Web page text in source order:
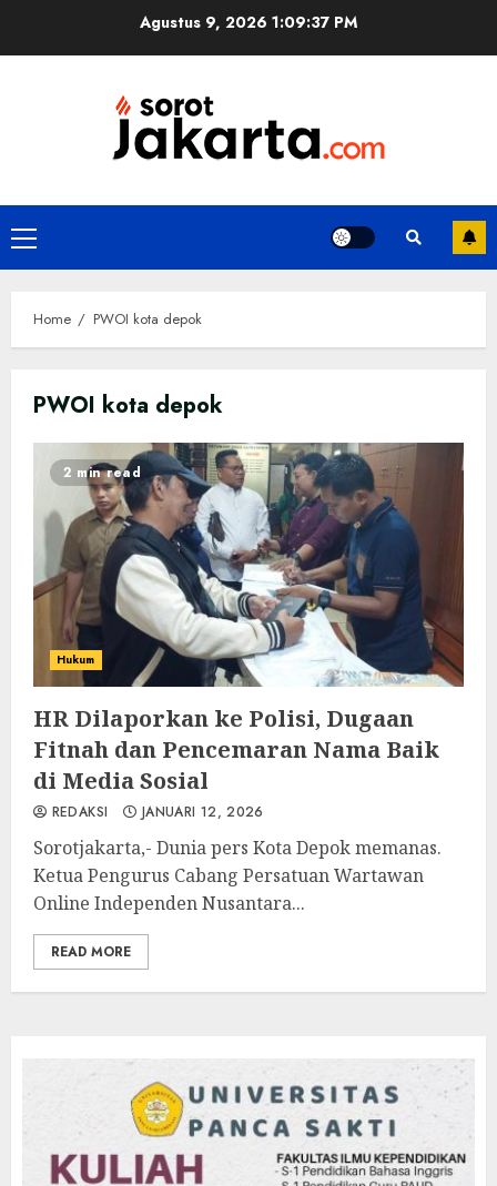
Agustus 9, 2026 1:09:37 PM
Primary
Menu
Home PWOI kota depok
PWOI kota depok
2 min read
Hukum
HR Dilaporkan ke Polisi, Dugaan
Fitnah dan Pencemaran Nama Baik
di Media Sosial
REDAKSI JANUARI 12, 2026
Sorotjakarta,- Dunia pers Kota Depok memanas.
Ketua Pengurus Cabang Persatuan Wartawan
Online Independen Nusantara...
READ MORE